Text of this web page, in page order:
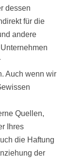
dessen
für die
andere
Auch wenn wir
Quellen,
Ihres
die Haftung
der